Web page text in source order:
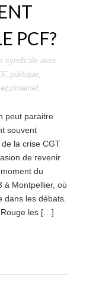
PCF?
syndicale avec
, politique,
.
peut paraitre
souvent
la crise CGT
de revenir
du
à Montpellier, où
dans les débats.
Rouge les […]